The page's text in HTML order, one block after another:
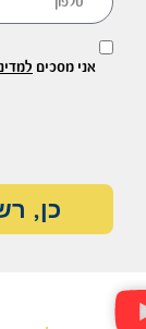
אני מסכים
כן,